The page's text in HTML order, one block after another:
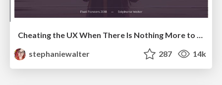
Cheating the UX When There Is Nothing More to Optimize - PixelPioneers
stephaniewalter
287 14k